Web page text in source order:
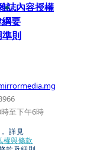
誌內容授權
要
準則
至下午6時
， 詳見
與條款